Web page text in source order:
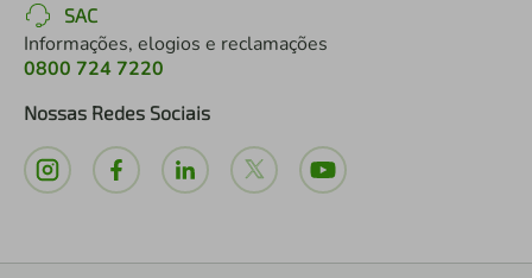
SAC
Informações, elogios e reclamações
0800 724 7220
Nossas Redes Sociais